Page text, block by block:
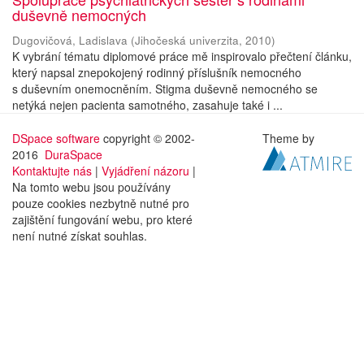
duševně nemocných
Dugovičová, Ladislava (Jihočeská univerzita, 2010)
K vybrání tématu diplomové práce mě inspirovalo přečtení článku,
který napsal znepokojený rodinný příslušník nemocného
s duševním onemocněním. Stigma duševně nemocného se
netýká nejen pacienta samotného, zasahuje také i ...
DSpace software copyright © 2002-
2016 DuraSpace
Kontaktujte nás | Vyjádření názoru |
Na tomto webu jsou používány
pouze cookies nezbytně nutné pro
zajištění fungování webu, pro které
není nutné získat souhlas.
Theme by